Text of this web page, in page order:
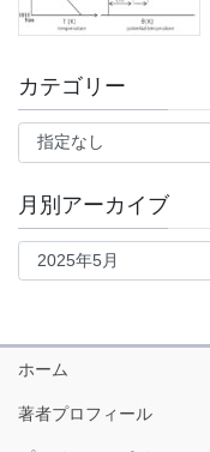
カテゴリー
月別アーカイブ
ホーム
著者プロフィール